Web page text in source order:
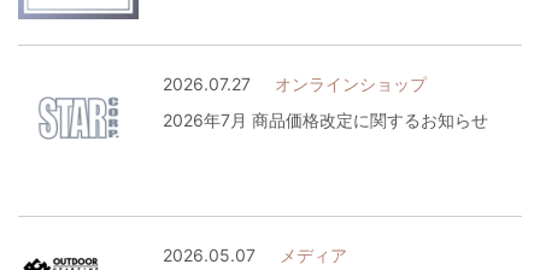
2026.07.27
オンラインショップ
2026年7月 商品価格改定に関するお知らせ
2026.05.07
メディア